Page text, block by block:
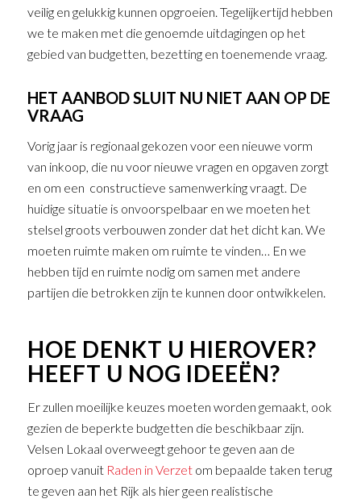
veilig en gelukkig kunnen opgroeien. Tegelijkertijd hebben
we te maken met die genoemde uitdagingen op het
gebied van budgetten, bezetting en toenemende vraag.
HET AANBOD SLUIT NU NIET AAN OP DE
VRAAG
Vorig jaar is regionaal gekozen voor een nieuwe vorm
van inkoop, die nu voor nieuwe vragen en opgaven zorgt
en om een constructieve samenwerking vraagt. De
huidige situatie is onvoorspelbaar en we moeten het
stelsel groots verbouwen zonder dat het dicht kan. We
moeten ruimte maken om ruimte te vinden… En we
hebben tijd en ruimte nodig om samen met andere
partijen die betrokken zijn te kunnen door ontwikkelen.
HOE DENKT U HIEROVER?
HEEFT U NOG IDEEËN?
Er zullen moeilijke keuzes moeten worden gemaakt, ook
gezien de beperkte budgetten die beschikbaar zijn.
Velsen Lokaal overweegt gehoor te geven aan de
oproep vanuit Raden in Verzetom bepaalde taken terug
te geven aan het Rijk als hier geen realistische